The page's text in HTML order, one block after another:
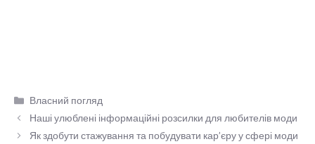
Категорії
Власний погляд
Наші улюблені інформаційні розсилки для любителів моди
Як здобути стажування та побудувати кар’єру у сфері моди